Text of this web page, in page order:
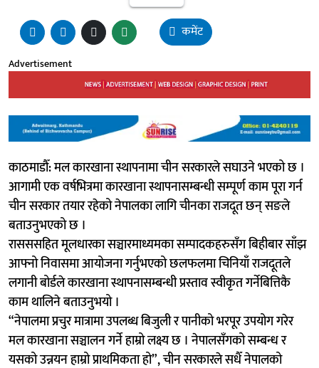
कमेंट
Advertisement
काठमाडौँ: मल कारखाना स्थापनामा चीन सरकारले सघाउने भएको छ ।
आगामी एक वर्षभित्रमा कारखाना स्थापनासम्बन्धी सम्पूर्ण काम पूरा गर्न
चीन सरकार तयार रहेको नेपालका लागि चीनका राजदूत छन् सङले
बताउनुभएको छ ।
रासससहित मूलधारका सञ्चारमाध्यमका सम्पादकहरुसँग बिहीबार साँझ
आफ्नो निवासमा आयोजना गर्नुभएको छलफलमा चिनियाँ राजदूतले
लगानी बोर्डले कारखाना स्थापनासम्बन्धी प्रस्ताव स्वीकृत गर्नेबित्तिकै
काम थालिने बताउनुभयो ।
“नेपालमा प्रचुर मात्रामा उपलब्ध बिजुली र पानीको भरपूर उपयोग गरेर
मल कारखाना सञ्चालन गर्ने हाम्रो लक्ष्य छ । नेपालसँगको सम्बन्ध र
यसको उन्नयन हाम्रो प्राथमिकता हो”, चीन सरकारले सधैँ नेपालको